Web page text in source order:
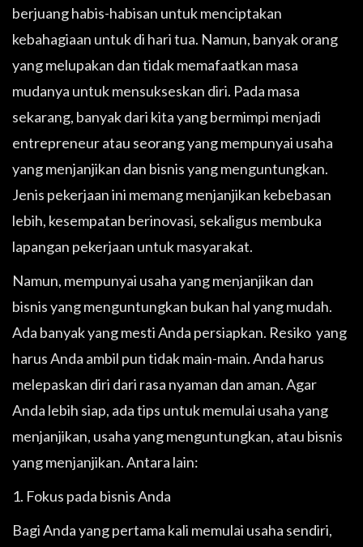
berjuang habis-habisan untuk menciptakan
kebahagiaan untuk di hari tua. Namun, banyak orang
yang melupakan dan tidak memafaatkan masa
mudanya untuk mensukseskan diri. Pada masa
sekarang, banyak dari kita yang bermimpi menjadi
entrepreneur atau seorang yang mempunyai usaha
yang menjanjikan dan bisnis yang menguntungkan.
Jenis pekerjaan ini memang menjanjikan kebebasan
lebih, kesempatan berinovasi, sekaligus membuka
lapangan pekerjaan untuk masyarakat.
Namun, mempunyai usaha yang menjanjikan dan
bisnis yang menguntungkan bukan hal yang mudah.
Ada banyak yang mesti Anda persiapkan. Resiko yang
harus Anda ambil pun tidak main-main. Anda harus
melepaskan diri dari rasa nyaman dan aman. Agar
Anda lebih siap, ada tips untuk memulai usaha yang
menjanjikan, usaha yang menguntungkan, atau bisnis
yang menjanjikan. Antara lain:
1. Fokus pada bisnis Anda
Bagi Anda yang pertama kali memulai usaha sendiri,